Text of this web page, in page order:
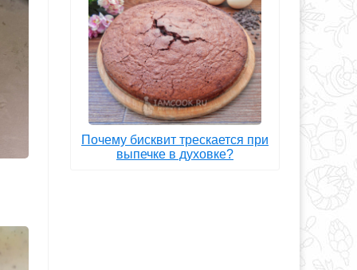
Почему бисквит трескается при
выпечке в духовке?